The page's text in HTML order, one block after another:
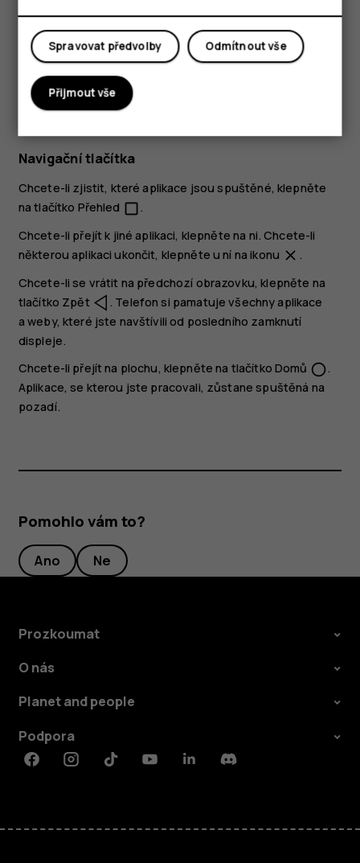
Když telefon otočíte o 90 stupňů, obrazovka se
automaticky otočí.
Chcete-li zamknout orientaci obrazovky na výšku,
přejeďte z horního okraje displeje dolů a klepnutím na
možnost
Automatické otáčení
Navigační tlačítka
Chcete-li zjistit, které aplikace jsou spuštěné, klepněte
na tlačítko Přehled check_box_outline_blank.
Chcete-li přejít k jiné aplikaci, klepněte na ni. Chcete-li
některou aplikaci ukončit, klepněte u ní na ikonu close .
Chcete-li se vrátit na předchozí obrazovku, klepněte na
tlačítko Zpět
. Telefon si pamatuje všechny aplikace
a weby, které jste navštívili od posledního zamknutí
displeje.
Chcete-li přejít na plochu, klepněte na tlačítko Domů panorama_fish_eye.
Aplikace, se kterou jste pracovali, zůstane spuštěná na
pozadí.
Pomohlo vám to?
Ano Ne
Prozkoumat
O nás
Planet and people
Podpora
FacebookInstagramTiktokYoutubeLinkedinDiscord
Odmítnout vše
Spravovat předvolby
Přijmout vše